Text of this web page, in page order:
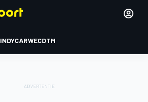
INDYCARWECDTM